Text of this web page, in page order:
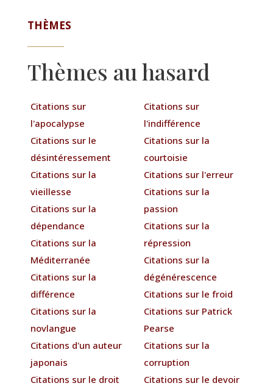
THÈMES
Thèmes au hasard
Citations sur
l'apocalypse
Citations sur le
désintéressement
Citations sur la
vieillesse
Citations sur la
dépendance
Citations sur la
Méditerranée
Citations sur la
différence
Citations sur la
novlangue
Citations d'un auteur
japonais
Citations sur le droit
Citations sur
l'indifférence
Citations sur la
courtoisie
Citations sur l'erreur
Citations sur la
passion
Citations sur la
répression
Citations sur la
dégénérescence
Citations sur le froid
Citations sur Patrick
Pearse
Citations sur la
corruption
Citations sur le devoir